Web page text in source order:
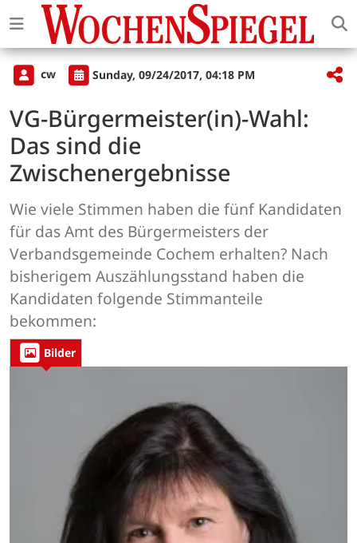
cw Sunday, 09/24/2017, 04:18 PM
VG-Bürgermeister(in)-Wahl:
Das sind die
Zwischenergebnisse
Wie viele Stimmen haben die fünf Kandidaten
für das Amt des Bürgermeisters der
Verbandsgemeinde Cochem erhalten? Nach
bisherigem Auszählungsstand haben die
Kandidaten folgende Stimmanteile
bekommen:
Bilder